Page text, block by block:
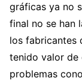
gráficas ya no
final no se han
los fabricantes
tenido valor de
problemas